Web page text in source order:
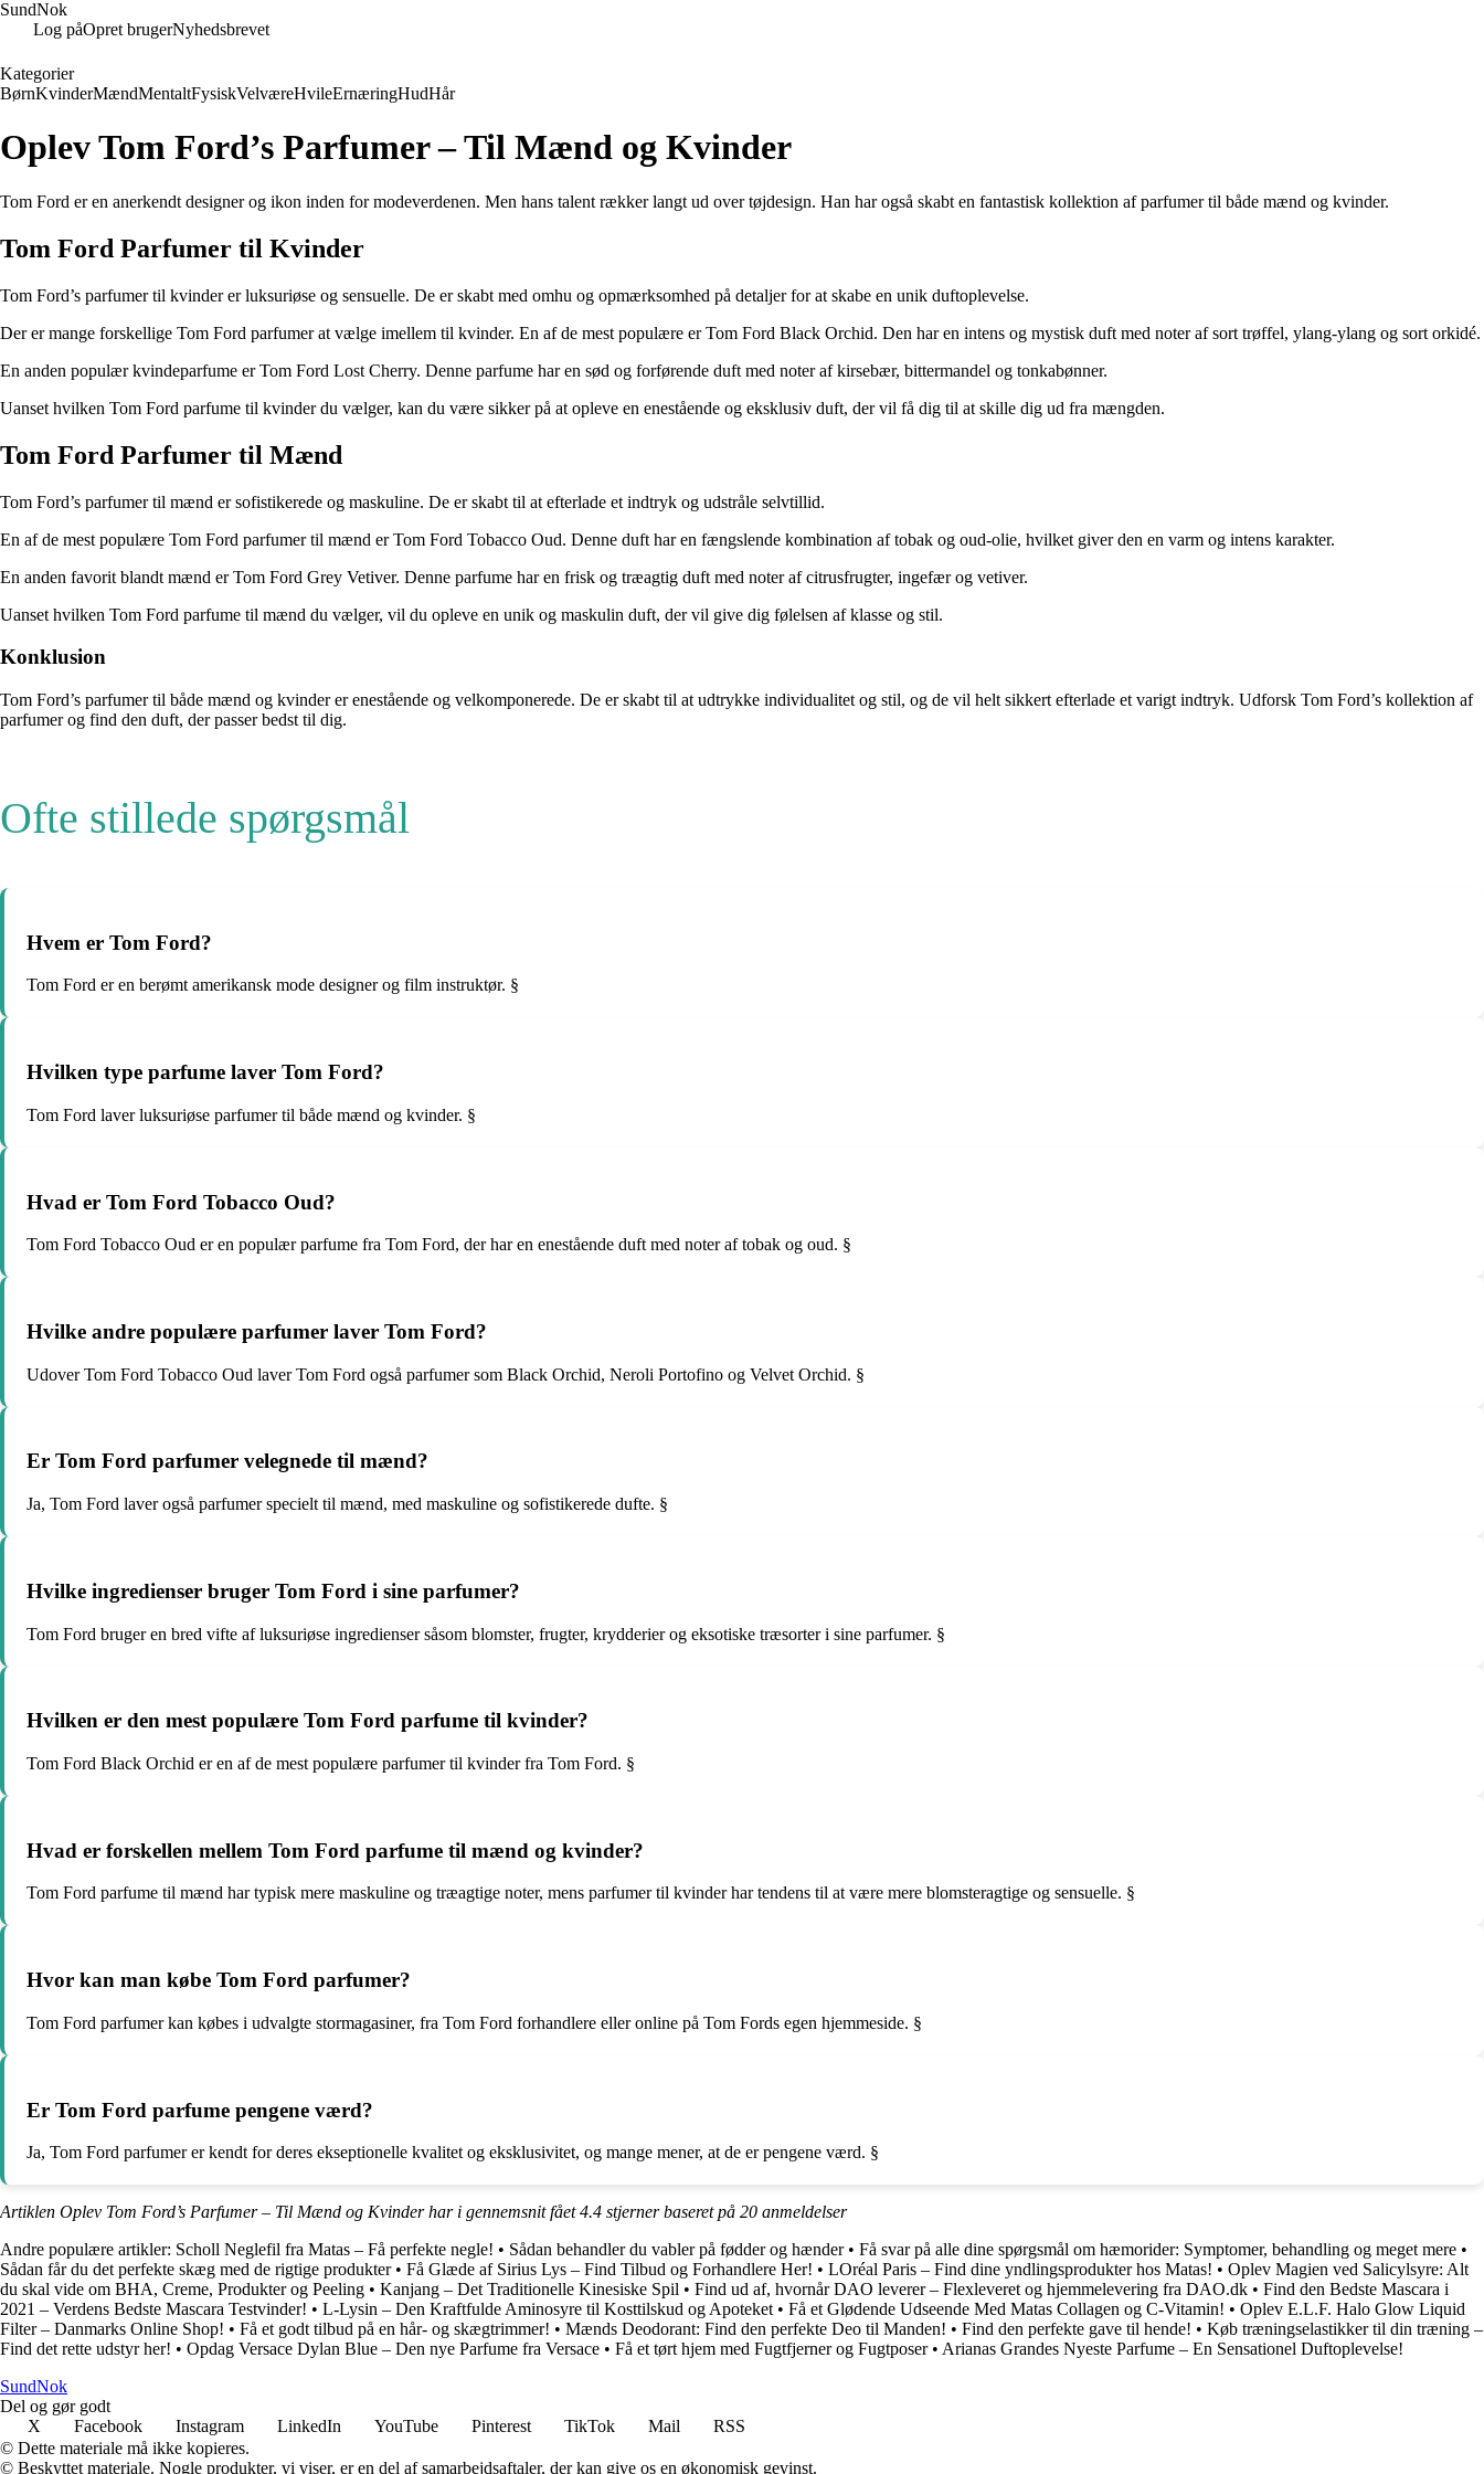
SundNok
Log påOpret brugerNyhedsbrevet
Kategorier
BørnKvinderMændMentaltFysiskVelværeHvileErnæringHudHår
Oplev Tom Ford’s Parfumer – Til Mænd og Kvinder
Tom Ford er en anerkendt designer og ikon inden for modeverdenen. Men hans talent rækker langt ud over tøjdesign. Han har også skabt en fantastisk kollektion af parfumer til både mænd og kvinder.
Tom Ford Parfumer til Kvinder
Tom Ford’s parfumer til kvinder er luksuriøse og sensuelle. De er skabt med omhu og opmærksomhed på detaljer for at skabe en unik duftoplevelse.
Der er mange forskellige Tom Ford parfumer at vælge imellem til kvinder. En af de mest populære er Tom Ford Black Orchid. Den har en intens og mystisk duft med noter af sort trøffel, ylang-ylang og sort orkidé.
En anden populær kvindeparfume er Tom Ford Lost Cherry. Denne parfume har en sød og forførende duft med noter af kirsebær, bittermandel og tonkabønner.
Uanset hvilken Tom Ford parfume til kvinder du vælger, kan du være sikker på at opleve en enestående og eksklusiv duft, der vil få dig til at skille dig ud fra mængden.
Tom Ford Parfumer til Mænd
Tom Ford’s parfumer til mænd er sofistikerede og maskuline. De er skabt til at efterlade et indtryk og udstråle selvtillid.
En af de mest populære Tom Ford parfumer til mænd er Tom Ford Tobacco Oud. Denne duft har en fængslende kombination af tobak og oud-olie, hvilket giver den en varm og intens karakter.
En anden favorit blandt mænd er Tom Ford Grey Vetiver. Denne parfume har en frisk og træagtig duft med noter af citrusfrugter, ingefær og vetiver.
Uanset hvilken Tom Ford parfume til mænd du vælger, vil du opleve en unik og maskulin duft, der vil give dig følelsen af klasse og stil.
Konklusion
Tom Ford’s parfumer til både mænd og kvinder er enestående og velkomponerede. De er skabt til at udtrykke individualitet og stil, og de vil helt sikkert efterlade et varigt indtryk. Udforsk Tom Ford’s kollektion af
parfumer og find den duft, der passer bedst til dig.
Ofte stillede spørgsmål
Hvem er Tom Ford?
Tom Ford er en berømt amerikansk mode designer og film instruktør. §
Hvilken type parfume laver Tom Ford?
Tom Ford laver luksuriøse parfumer til både mænd og kvinder. §
Hvad er Tom Ford Tobacco Oud?
Tom Ford Tobacco Oud er en populær parfume fra Tom Ford, der har en enestående duft med noter af tobak og oud. §
Hvilke andre populære parfumer laver Tom Ford?
Udover Tom Ford Tobacco Oud laver Tom Ford også parfumer som Black Orchid, Neroli Portofino og Velvet Orchid. §
Er Tom Ford parfumer velegnede til mænd?
Ja, Tom Ford laver også parfumer specielt til mænd, med maskuline og sofistikerede dufte. §
Hvilke ingredienser bruger Tom Ford i sine parfumer?
Tom Ford bruger en bred vifte af luksuriøse ingredienser såsom blomster, frugter, krydderier og eksotiske træsorter i sine parfumer. §
Hvilken er den mest populære Tom Ford parfume til kvinder?
Tom Ford Black Orchid er en af de mest populære parfumer til kvinder fra Tom Ford. §
Hvad er forskellen mellem Tom Ford parfume til mænd og kvinder?
Tom Ford parfume til mænd har typisk mere maskuline og træagtige noter, mens parfumer til kvinder har tendens til at være mere blomsteragtige og sensuelle. §
Hvor kan man købe Tom Ford parfumer?
Tom Ford parfumer kan købes i udvalgte stormagasiner, fra Tom Ford forhandlere eller online på Tom Fords egen hjemmeside. §
Er Tom Ford parfume pengene værd?
Ja, Tom Ford parfumer er kendt for deres ekseptionelle kvalitet og eksklusivitet, og mange mener, at de er pengene værd. §
Artiklen Oplev Tom Ford’s Parfumer – Til Mænd og Kvinder har i gennemsnit fået4.4 stjerner baseret på 20 anmeldelser
Andre populære artikler: Scholl Neglefil fra Matas – Få perfekte negle! • Sådan behandler du vabler på fødder og hænder• Få svar på alle dine spørgsmål om hæmorider: Symptomer, behandling og meget mere •
Sådan får du det perfekte skæg med de rigtige produkter• Få Glæde af Sirius Lys – Find Tilbud og Forhandlere Her! • LOréal Paris – Find dine yndlingsprodukter hos Matas! • Oplev Magien ved Salicylsyre: Alt
du skal vide om BHA, Creme, Produkter og Peeling • Kanjang – Det Traditionelle Kinesiske Spil • Find ud af, hvornår DAO leverer – Flexleveret og hjemmelevering fra DAO.dk • Find den Bedste Mascara i
2021 – Verdens Bedste Mascara Testvinder! • L-Lysin – Den Kraftfulde Aminosyre til Kosttilskud og Apoteket • Få et Glødende Udseende Med Matas Collagen og C-Vitamin! • Oplev E.L.F. Halo Glow Liquid
Filter – Danmarks Online Shop! • Få et godt tilbud på en hår- og skægtrimmer! • Mænds Deodorant: Find den perfekte Deo til Manden! • Find den perfekte gave til hende! • Køb træningselastikker til din træning –
Find det rette udstyr her! • Opdag Versace Dylan Blue – Den nye Parfume fra Versace • Få et tørt hjem med Fugtfjerner og Fugtposer• Arianas Grandes Nyeste Parfume – En Sensationel Duftoplevelse!
SundNok
Del og gør godt
X
Facebook Instagram LinkedIn YouTube Pinterest TikTok Mail
RSS
© Dette materiale må ikke kopieres.
© Beskyttet materiale. Nogle produkter, vi viser, er en del af samarbejdsaftaler, der kan give os en økonomisk gevinst.